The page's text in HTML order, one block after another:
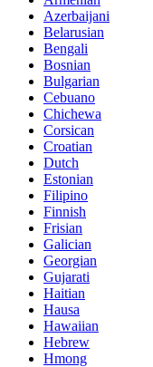
Azerbaijani
Belarusian
Bengali
Bosnian
Bulgarian
Cebuano
Chichewa
Corsican
Croatian
Dutch
Estonian
Filipino
Finnish
Frisian
Galician
Georgian
Gujarati
Haitian
Hausa
Hawaiian
Hebrew
Hmong